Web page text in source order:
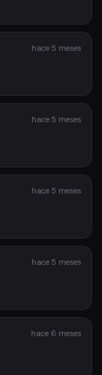
hace 5 meses
hace 5 meses
hace 5 meses
hace 5 meses
hace 6 meses